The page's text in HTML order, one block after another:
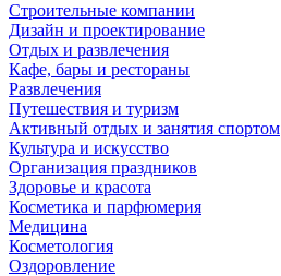
Строительные компании
Дизайн и проектирование
Отдых и развлечения
Кафе, бары и рестораны
Развлечения
Путешествия и туризм
Активный отдых и занятия спортом
Культура и искусство
Организация праздников
Здоровье и красота
Косметика и парфюмерия
Медицина
Косметология
Оздоровление